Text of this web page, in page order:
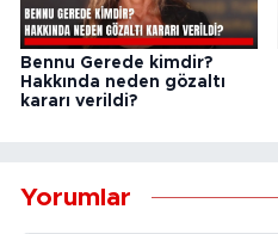
Bennu Gerede kimdir?
Hakkında neden gözaltı
kararı verildi?
Yorumlar